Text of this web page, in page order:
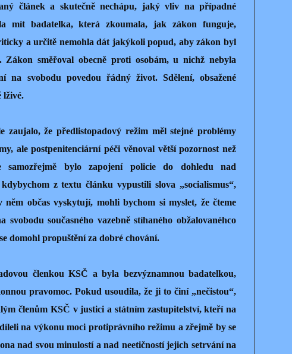
článek a skutečně nechápu, jaký vliv na případné
mít badatelka, která zkoumala, jak zákon funguje,
a určitě nemohla dát jakýkoli popud, aby zákon byl
Zákon směřoval obecně proti osobám, u nichž nebyla
na svobodu povedou řádný život. Sdělení, obsažené
lživé.
zaujalo, že předlistopadový režim měl stejné problémy
ale postpenitenciární péči věnoval větší pozornost než
bylo zapojení policie do dohledu nad
z textu článku vypustili slova „socialismus“,
něm občas vyskytují, mohli bychom si myslet, že čteme
svobodu současného vazebně stíhaného obžalovanéhco
domohl propuštění za dobré chování.
členkou KSČ a byla bezvýznamnou badatelkou,
pravomoc. Pokud usoudila, že ji to činí „nečistou“,
členům KSČ v justici a státním zastupitelství, kteří na
na výkonu moci protiprávního režimu a zřejmě by se
nad svou minulostí a nad neetičností jejich setrvání na